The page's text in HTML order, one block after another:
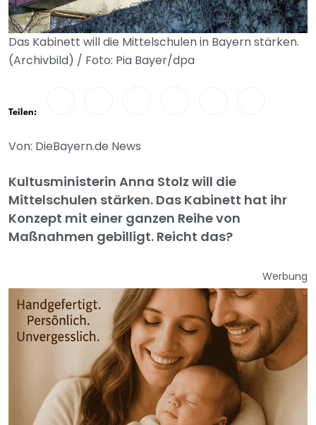
Das Kabinett will die Mittelschulen in Bayern stärken.
(Archivbild) / Foto: Pia Bayer/dpa
Teilen:
Von: DieBayern.de News
Kultusministerin Anna Stolz will die
Mittelschulen stärken. Das Kabinett hat ihr
Konzept mit einer ganzen Reihe von
Maßnahmen gebilligt. Reicht das?
Werbung